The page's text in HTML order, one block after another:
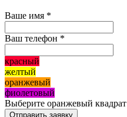
Ваше имя *
Ваш телефон *
красный
желтый
оранжевый
фиолетовый
Выберите оранжевый квадрат